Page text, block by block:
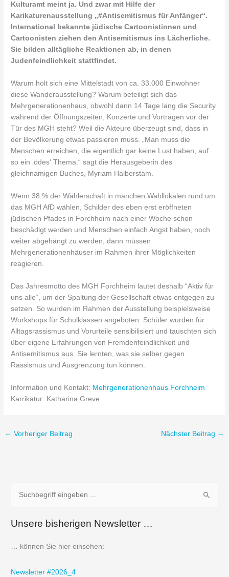
Kulturamt meint ja. Und zwar mit Hilfe der
Karikaturenausstellung „#Antisemitismus für Anfänger“.
International bekannte jüdische Cartoonistinnen und
Cartoonisten ziehen den Antisemitismus ins Lächerliche.
Sie bilden alltägliche Reaktionen ab, in denen
Judenfeindlichkeit stattfindet.
Warum holt sich eine Mittelstadt von ca. 33.000 Einwohner
diese Wanderausstellung? Warum beteiligt sich das
Mehrgenerationenhaus, obwohl dann 14 Tage lang die Security
während der Öffnungszeiten, Konzerte und Vorträgen vor der
Tür des MGH steht? Weil die Akteure überzeugt sind, dass in
der Bevölkerung etwas passieren muss. „Man muss die
Menschen erreichen, die eigentlich gar keine Lust haben, auf
so ein ‚ödes‘ Thema.“ sagt die Herausgeberin des
gleichnamigen Buches, Myriam Halberstam.
Wenn 38 % der Wählerschaft in manchen Wahllokalen rund um
das MGH AfD wählen, Schilder des eben erst eröffneten
jüdischen Pfades in Forchheim nach einer Woche schon
beschädigt werden und Menschen einfach Angst haben, noch
weiter abgehängt zu werden, dann müssen
Mehrgenerationenhäuser im Rahmen ihrer Möglichkeiten
reagieren.
Das Jahresmotto des MGH Forchheim lautet deshalb “Aktiv für
uns alle“, um der Spaltung der Gesellschaft etwas entgegen zu
setzen. So wurden im Rahmen der Ausstellung beispielsweise
Workshops für Schulklassen angeboten. Schüler wurden für
Alltagsrassismus und Vorurteile sensibilisiert und tauschten sich
über eigene Erfahrungen von Fremdenfeindlichkeit und
Antisemitismus aus. Sie lernten, was sie selber gegen
Rassismus und Ausgrenzung tun können.
Information und Kontakt: Mehrgenerationenhaus Forchheim
Karrikatur: Katharina Greve
← Vorheriger Beitrag Nächster Beitrag →
c
Unsere bisherigen Newsletter …
… können Sie hier einsehen:
Newsletter #2026_4